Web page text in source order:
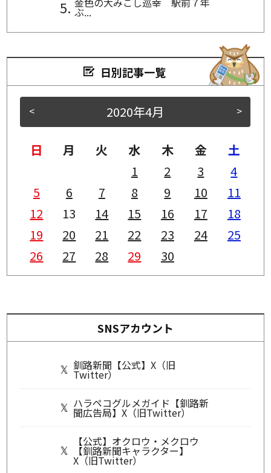
ぶ...
日別記事一覧
< >
2020年4月
日 月 火 水 木 金
土
1
2 3
4
5
6 7 8 9 10
11
12
13 14 15 16 17
18
19
20 21 22 23 24
25
26
27 28 29 30
SNSアカウント
釧路新聞【公式】X（旧
Twitter）
ハラペコグルメガイド【釧路新
聞広告局】X（旧Twitter）
【公式】オクロウ・メクロウ
【釧路新聞キャラクター】
X（旧Twitter）